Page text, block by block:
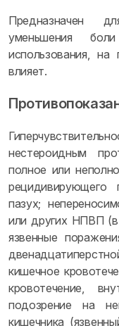
Предназначен
уменьшения
использования, на
влияет.
нестероидным
полное или
пазух;
или других НПВП
язвенные
кишечное
кровотечение,
подозрение на
кишечника